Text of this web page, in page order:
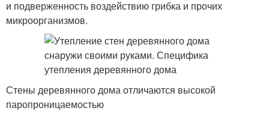
и подверженность воздействию грибка и прочих
микроорганизмов.
Стены деревянного дома отличаются высокой
паропроницаемостью